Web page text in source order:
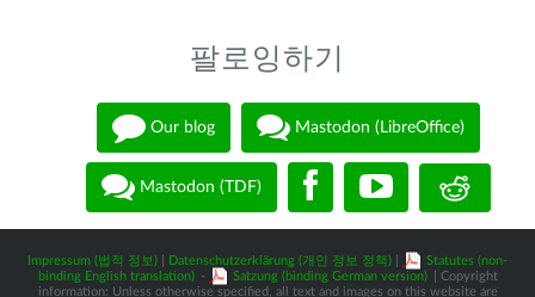
팔로잉하기
Our blog Mastodon (LibreOffice)
Mastodon (TDF)
Impressum (법적 정보) Datenschutzerklärung (개인 정보 정책)
Statutes (non-
binding English translation) - Satzung (binding German version)
| Copyright
information: Unless otherwise specified, all text and images on this website are